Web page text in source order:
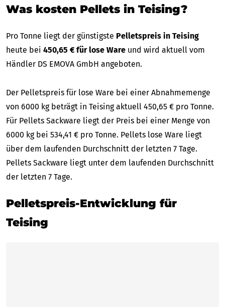
Was kosten Pellets in Teising?
Pro Tonne liegt der günstigste Pelletspreis in Teising
heute bei 450,65 € für lose Ware und wird aktuell vom
Händler DS EMOVA GmbH angeboten.
Der Pelletspreis für lose Ware bei einer Abnahmemenge
von 6000 kg beträgt in Teising aktuell 450,65 € pro Tonne.
Für Pellets Sackware liegt der Preis bei einer Menge von
6000 kg bei 534,41 € pro Tonne. Pellets lose Ware liegt
über dem laufenden Durchschnitt der letzten 7 Tage.
Pellets Sackware liegt unter dem laufenden Durchschnitt
der letzten 7 Tage.
Pelletspreis-Entwicklung für
Teising